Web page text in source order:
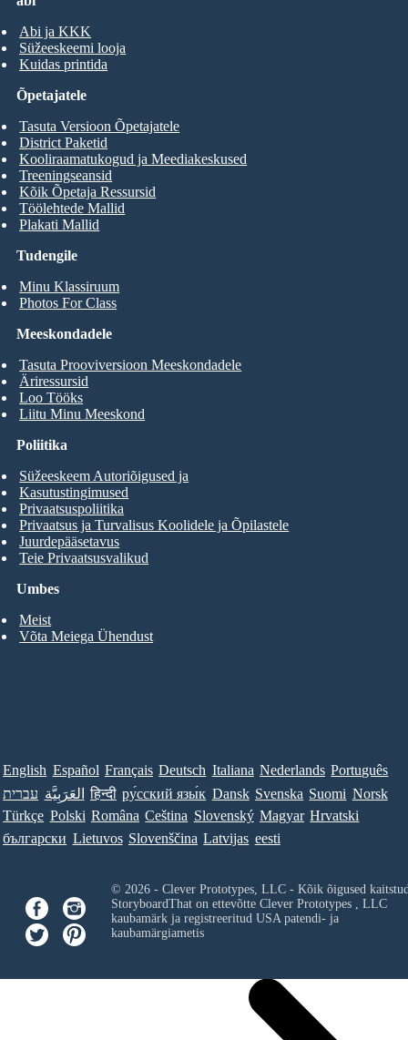
Abi ja KKK
Süžeeskeemi looja
Kuidas printida
Tudengile
Minu Klassiruum
Photos For Class
Õpetajatele
Tasuta Versioon Õpetajatele
District Paketid
Kooliraamatukogud ja Meediakeskused
Treeningseansid
Kõik Õpetaja Ressursid
Töölehtede Mallid
Plakati Mallid
Meeskondadele
Tasuta Prooviversioon Meeskondadele
Äriressursid
Loo Tööks
Liitu Minu Meeskond
Umbes
Meist
Võta Meiega Ühendust
Poliitika
Süžeeskeem Autoriõigused ja
Kasutustingimused
Privaatsuspoliitika
Privaatsus ja Turvalisus Koolidele ja Õpilastele
Juurdepääsetavus
Teie Privaatsusvalikud
English Español Français Deutsch Italiana Nederlands Português
עברית العَرَبِيَّة हिन्दी ру́сский язы́к Dansk Svenska Suomi Norsk
Türkçe Polski Româna Ceština Slovenský Magyar Hrvatski
български Lietuvos Slovenščina Latvijas eesti
© 2026 - Clever Prototypes, LLC - Kõik õigused
StoryboardThat on ettevõtte Clever Prototypes , LLC
kaubamärk ja registreeritud USA patendi- ja
kaubamärgiametis